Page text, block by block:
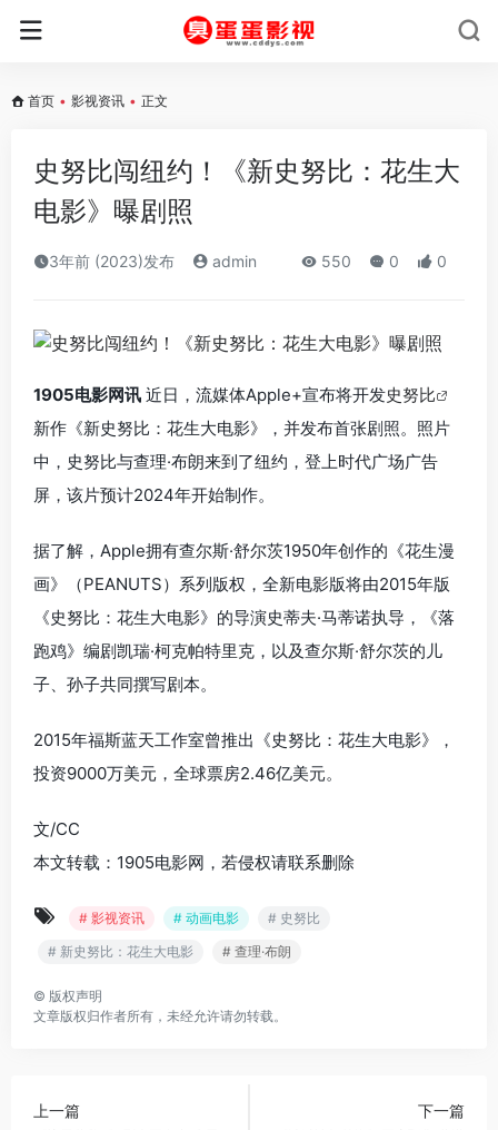
首页 • 影视资讯 • 正文
史努比闯纽约！《新史努比：花生大
电影》曝剧照
3年前 (2023)发布 admin 550 0 0
1905电影网讯 近日，流媒体Apple+宣布将开发史努比
新作《新史努比：花生大电影》，并发布首张剧照。照片
中，史努比与查理·布朗来到了纽约，登上时代广场广告
屏，该片预计2024年开始制作。
据了解，Apple拥有查尔斯·舒尔茨1950年创作的《花生漫
画》（PEANUTS）系列版权，全新电影版将由2015年版
《史努比：花生大电影》的导演史蒂夫·马蒂诺执导，《落
跑鸡》编剧凯瑞·柯克帕特里克，以及查尔斯·舒尔茨的儿
子、孙子共同撰写剧本。
2015年福斯蓝天工作室曾推出《史努比：花生大电影》，
投资9000万美元，全球票房2.46亿美元。
文/CC
本文转载：1905电影网，若侵权请联系删除
# 影视资讯 # 动画电影
# 史努比
# 新史努比：花生大电影
# 查理·布朗
© 版权声明
文章版权归作者所有，未经允许请勿转载。
上一篇 下一篇